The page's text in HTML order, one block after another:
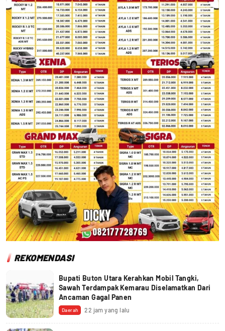
REKOMENDASI
Bupati Buton Utara Kerahkan Mobil Tangki,
Sawah Terdampak Kemarau Diselamatkan Dari
Ancaman Gagal Panen
Daerah 22 jam yang lalu